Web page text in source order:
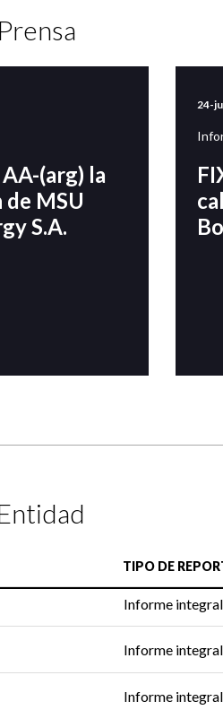
(arg) la
MSU
S.A.
24-
TIPO DE
Informe integral
Informe integral
Informe integral